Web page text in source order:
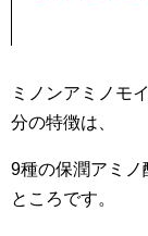
ミノンアミノモ
分の特徴は、
9種の保潤アミノ
ところです。